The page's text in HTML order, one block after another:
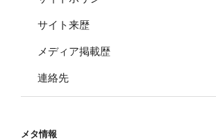
サイト来歴
メディア掲載歴
連絡先
メタ情報